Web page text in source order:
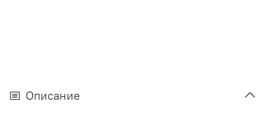
Описание